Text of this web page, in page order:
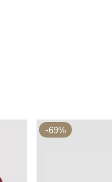
-69%